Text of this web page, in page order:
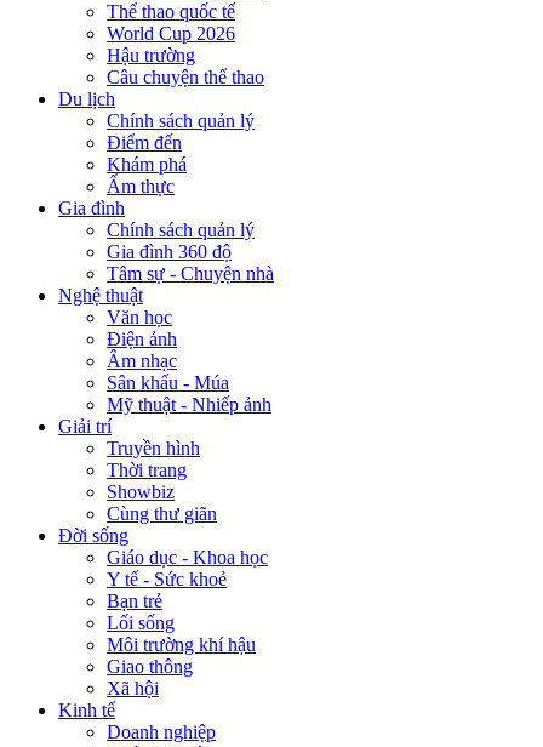
Thể thao quốc tế
World Cup 2026
Hậu trường
Câu chuyện thể thao
Du lịch
Chính sách quản lý
Điểm đến
Khám phá
Ẩm thực
Gia đình
Chính sách quản lý
Gia đình 360 độ
Tâm sự - Chuyện nhà
Nghệ thuật
Văn học
Điện ảnh
Âm nhạc
Sân khấu - Múa
Mỹ thuật - Nhiếp ảnh
Giải trí
Truyền hình
Thời trang
Showbiz
Cùng thư giãn
Đời sống
Giáo dục - Khoa học
Y tế - Sức khoẻ
Bạn trẻ
Lối sống
Môi trường khí hậu
Giao thông
Xã hội
Kinh tế
Doanh nghiệp